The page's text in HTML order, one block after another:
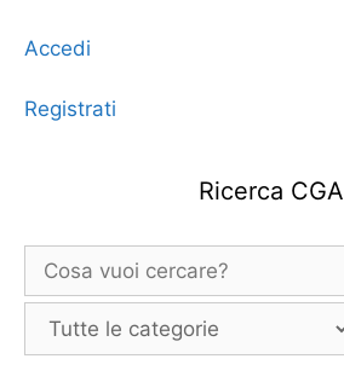
Accedi
Registrati
Ricerca CGA